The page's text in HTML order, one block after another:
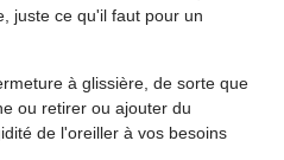
juste ce qu'il faut pour un
à glissière, de sorte que
ou retirer ou ajouter du
de l'oreiller à vos besoins